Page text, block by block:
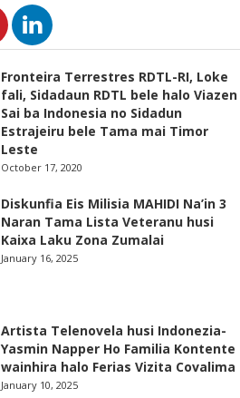
Fronteira Terrestres RDTL-RI, Loke
fali, Sidadaun RDTL bele halo Viazen
Sai ba Indonesia no Sidadun
Estrajeiru bele Tama mai Timor
Leste
October 17, 2020
Diskunfia Eis Milisia MAHIDI Na’in 3
Naran Tama Lista Veteranu husi
Kaixa Laku Zona Zumalai
January 16, 2025
Artista Telenovela husi Indonezia-
Yasmin Napper Ho Familia Kontente
wainhira halo Ferias Vizita Covalima
January 10, 2025